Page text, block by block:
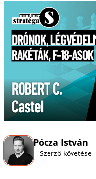
Pócza István
Szerző követése